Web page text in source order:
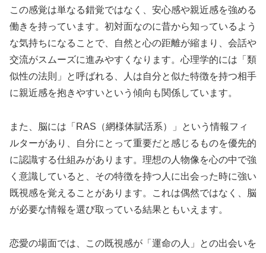
この感覚は単なる錯覚ではなく、安心感や親近感を強める
働きを持っています。初対面なのに昔から知っているよう
な気持ちになることで、自然と心の距離が縮まり、会話や
交流がスムーズに進みやすくなります。心理学的には「類
似性の法則」と呼ばれる、人は自分と似た特徴を持つ相手
に親近感を抱きやすいという傾向も関係しています。
また、脳には「RAS（網様体賦活系）」という情報フィ
ルターがあり、自分にとって重要だと感じるものを優先的
に認識する仕組みがあります。理想の人物像を心の中で強
く意識していると、その特徴を持つ人に出会った時に強い
既視感を覚えることがあります。これは偶然ではなく、脳
が必要な情報を選び取っている結果ともいえます。
恋愛の場面では、この既視感が「運命の人」との出会いを